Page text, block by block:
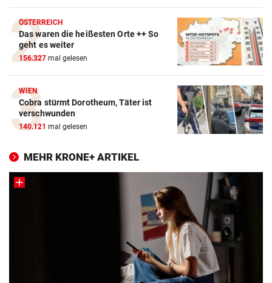
ÖSTERREICH
Das waren die heißesten Orte ++ So
geht es weiter
156.327 mal gelesen
WIEN
Cobra stürmt Dorotheum, Täter ist
verschwunden
140.121 mal gelesen
MEHR KRONE+ ARTIKEL